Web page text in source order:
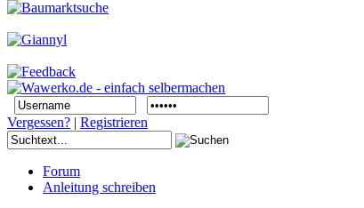
Vergessen? | Registrieren
Forum
Anleitung schreiben